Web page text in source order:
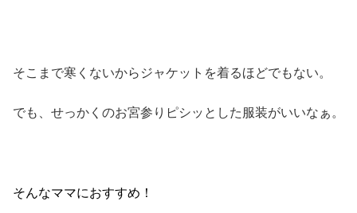
そこまで寒くないからジャケットを着るほどでもない。
でも、せっかくのお宮参りピシッとした服装がいいなぁ。
そんなママにおすすめ！